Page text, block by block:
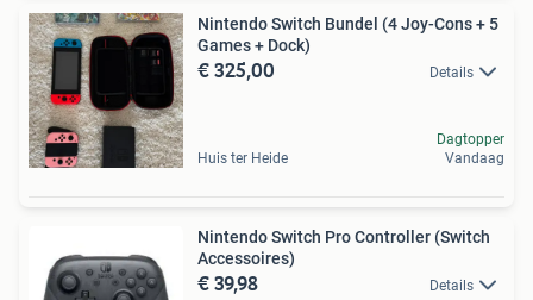
Nintendo Switch Bundel (4 Joy-Cons + 5
Games + Dock)
€ 325,00 Details
Huis ter Heide
Dagtopper
Vandaag
Nintendo Switch Pro Controller (Switch
Accessoires)
€ 39,98 Details